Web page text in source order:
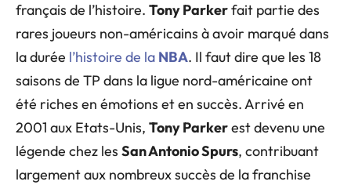
français de l’histoire. Tony Parkerfait partie des
rares joueurs non-américains à avoir marqué dans
la durée l’histoire de la NBA. Il faut dire que les 18
saisons de TP dans la ligue nord-américaine ont
été riches en émotions et en succès. Arrivé en
2001 aux Etats-Unis, Tony Parkerest devenu une
légende chez les San Antonio Spurs, contribuant
largement aux nombreux succès de la franchise